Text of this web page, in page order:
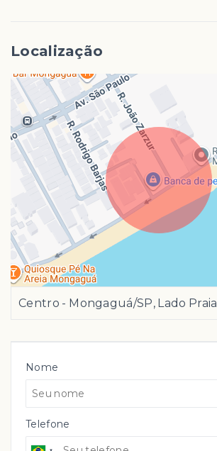
Nome
Telefone
Localização
Centro - Mongaguá/SP, Lado Praia